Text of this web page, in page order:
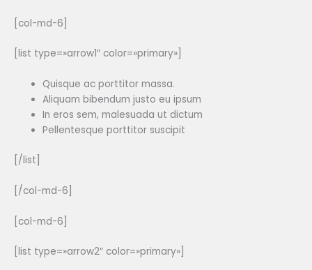
[col-md-6]
[list type=»arrow1″ color=»primary»]
Quisque ac porttitor massa.
Aliquam bibendum justo eu ipsum
In eros sem, malesuada ut dictum
Pellentesque porttitor suscipit
[/list]
[/col-md-6]
[col-md-6]
[list type=»arrow2″ color=»primary»]